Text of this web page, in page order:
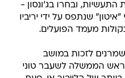
ובחרו בג'ונסון -
שנתפס על ידי יריביו
מעמד הפועלים.
לזכות במושב
ראש הממשלה לשעבר טוני